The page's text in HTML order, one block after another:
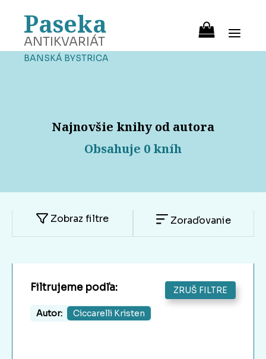
Paseka
ANTIKVARIÁT
BANSKÁ BYSTRICA
Najnovšie knihy od autora
Obsahuje 0 kníh
Zobraz filtre Zoraďovanie
Filtrujeme podľa: ZRUŠ FILTRE
Autor: Ciccarelli Kristen